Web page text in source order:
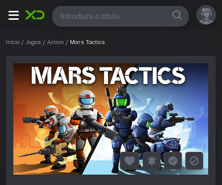
Todas
Início Jogos Action Mars Tactics